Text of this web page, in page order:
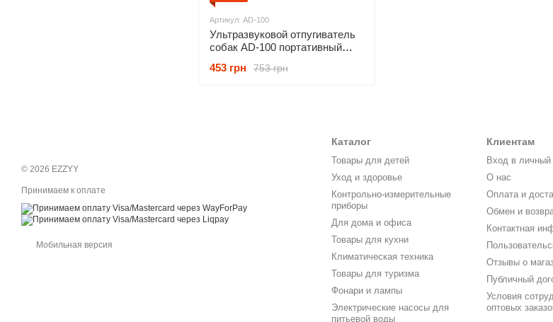
Артикул: AD-100
Ультразвуковой отпугиватель
собак AD-100 портативный
агрессивных собак) с
753 грн
453 грн
© 2026 EZZYY
Принимаем к оплате
Мобильная версия
Каталог
Товары для детей
Уход и здоровье
Контрольно-измерительные
приборы
Для дома и офиса
Товары для кухни
Климатическая техника
Товары для туризма
Фонари и лампы
Электрические насосы для
питьевой воды
Клиентам
Вход в личный
О нас
Оплата и
Обмен и
Контактная
Отзывы о
Публичный
Условия
оптовых